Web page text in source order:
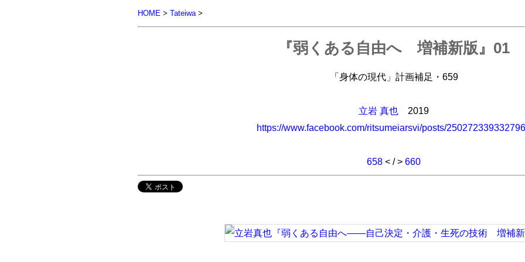
HOME> Tateiwa>
『弱くある自由へ 増補新版』01
「身体の現代」計画補足・659
立岩 真也
2019
https://www.facebook.com/ritsumeiarsvi/posts/
658 < / > 660